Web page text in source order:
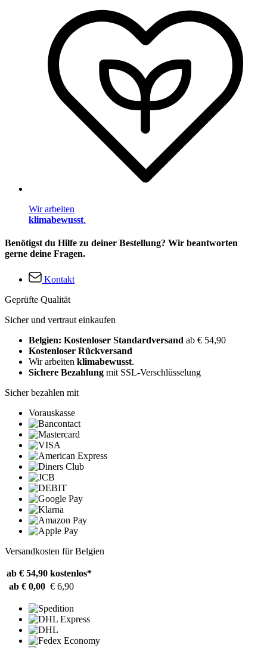
Wir arbeiten
klimabewusst.
Benötigst du Hilfe zu deiner Bestellung? Wir beantworten
gerne deine Fragen.
Kontakt
Geprüfte Qualität
Sicher und vertraut einkaufen
Belgien: Kostenloser Standardversand ab € 54,90
Kostenloser Rückversand
Wir arbeiten klimabewusst.
Sichere Bezahlung mit SSL-Verschlüsselung
Sicher bezahlen mit
Vorauskasse
Versandkosten für Belgien
ab € 54,90 kostenlos*
ab € 0,00 € 6,90